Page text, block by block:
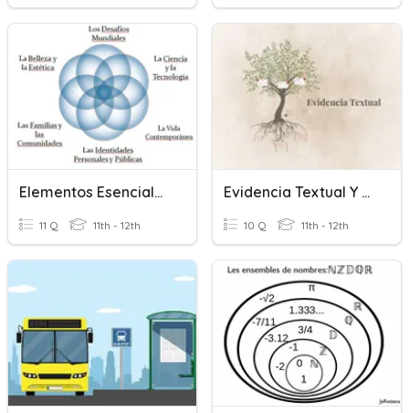
Elementos Esenciales Para Conversar Y Escribir
11 Q 11th - 12th
Evidencia Textual Y Escribir Un Buen Resumen
10 Q 11th - 12th